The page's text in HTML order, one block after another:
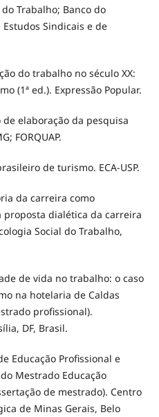
Trabalho; Banco do
Sindicais e de
do trabalho no século XX:
(1ª ed.). Expressão Popular.
de elaboração da pesquisa
FORQUAP.
de turismo. ECA-USP.
da carreira como
dialética da carreira
Social do Trabalho,
de vida no trabalho: o caso
na hotelaria de Caldas
profissional).
DF, Brasil.
Educação Profissional e
Mestrado Educação
de mestrado). Centro
de Minas Gerais, Belo